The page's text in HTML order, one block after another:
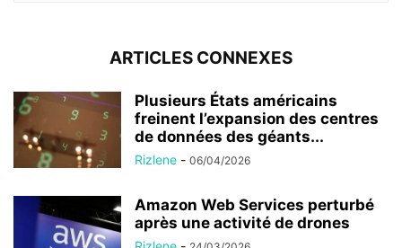
ARTICLES CONNEXES
Plusieurs États américains
freinent l’expansion des centres
de données des géants...
Rizlene - 06/04/2026
Amazon Web Services perturbé
après une activité de drones